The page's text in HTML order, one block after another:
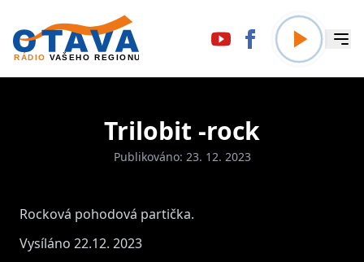
Trilobit -rock
Publikováno: 23. 12. 2023
Rocková pohodová partička.
Vysíláno 22.12. 2023